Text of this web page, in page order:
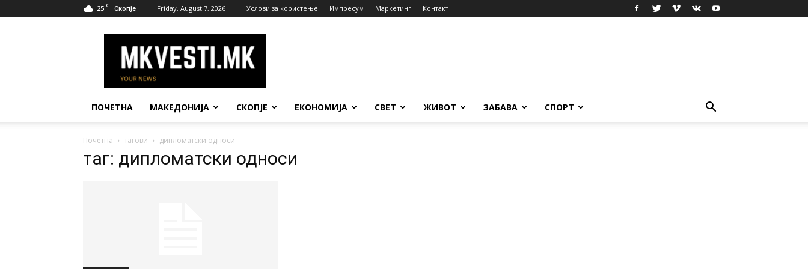
25 C Скопје Friday, August 7, 2026 Услови за користење Импресум Маркетинг Контакт
Вести
ПОЧЕТНА МАКЕДОНИЈА СКОПЈЕ ЕКОНОМИЈА СВЕТ ЖИВОТ ЗАБАВА СПОРТ
Почетна тагови дипломатски односи
таг: дипломатски односи